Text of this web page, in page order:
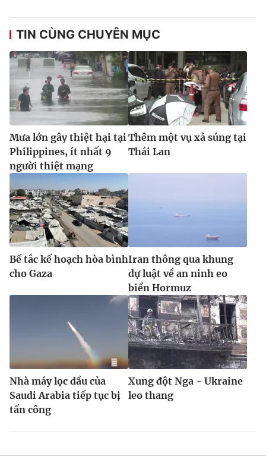
Liên hệ quảng cáo:024-7300.7108
® Cấm sao chép dưới mọi hình thức nếu không có sự chấp
thuận bằng văn bản. Ghi rõ nguồn VTV.vn khi phát hành lại
thông tin từ website này.
TIN CÙNG CHUYÊN MỤC
Mưa lớn gây thiệt hại tại
Philippines, ít nhất 9
người thiệt mạng
Thêm một vụ xả súng tại
Thái Lan
Bế tắc kế hoạch hòa bình
cho Gaza
Iran thông qua khung
dự luật về an ninh eo
biển Hormuz
Nhà máy lọc dầu của
Saudi Arabia tiếp tục bị
tấn công
Xung đột Nga - Ukraine
leo thang